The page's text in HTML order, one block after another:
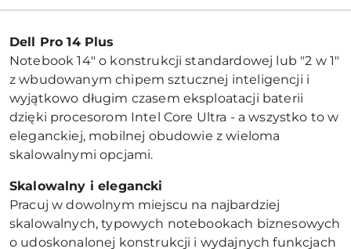
Dell Pro 14 Plus
Notebook 14" o konstrukcji standardowej lub "2 w 1"
z wbudowanym chipem sztucznej inteligencji i
wyjątkowo długim czasem eksploatacji baterii
dzięki procesorom Intel Core Ultra - a wszystko to w
eleganckiej, mobilnej obudowie z wieloma
skalowalnymi opcjami.
Skalowalny i elegancki
Pracuj w dowolnym miejscu na najbardziej
skalowalnych, typowych notebookach biznesowych
o udoskonalonej konstrukcji i wydajnych funkcjach